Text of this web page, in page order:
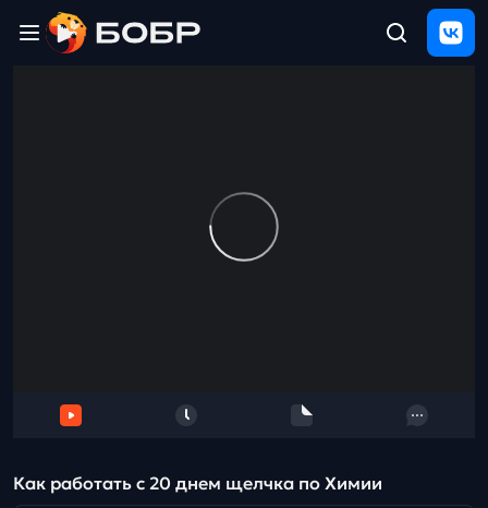
Как работать с 20 днем щелчка по Химии